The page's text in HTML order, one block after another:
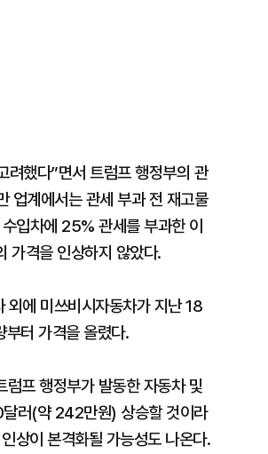
려했다”면서 트럼프 행정부의 관
업계에서는 관세 부과 전 재고물
입차에 25% 관세를 부과한 이
가격을 인상하지 않았다.
에 미쓰비시자동차가 지난 18
터 가격을 올렸다.
프 행정부가 발동한 자동차 및
러(약 242만원) 상승할 것이라
상이 본격화될 가능성도 나온다.